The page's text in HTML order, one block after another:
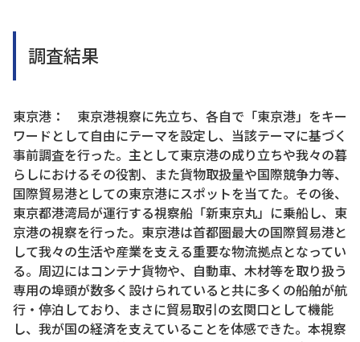
調査結果
東京港： 東京港視察に先立ち、各自で「東京港」をキー
ワードとして自由にテーマを設定し、当該テーマに基づく
事前調査を行った。主として東京港の成り立ちや我々の暮
らしにおけるその役割、また貨物取扱量や国際競争力等、
国際貿易港としての東京港にスポットを当てた。その後、
東京都港湾局が運行する視察船「新東京丸」に乗船し、東
京港の視察を行った。東京港は首都圏最大の国際貿易港と
して我々の生活や産業を支える重要な物流拠点となってい
る。周辺にはコンテナ貨物や、自動車、木材等を取り扱う
専用の埠頭が数多く設けられていると共に多くの船舶が航
行・停泊しており、まさに貿易取引の玄関口として機能
し、我が国の経済を支えていることを体感できた。本視察